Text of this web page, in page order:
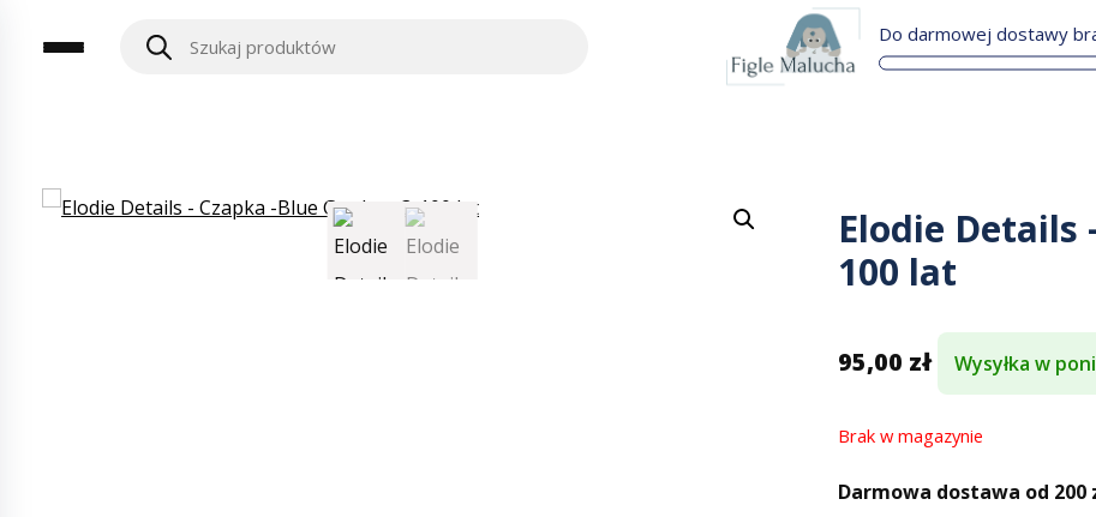
Do darmowej dostawy
Elodie Details
100 lat
95,00 zł Wysyłka w
Brak w magazynie
Darmowa dostawa od 200